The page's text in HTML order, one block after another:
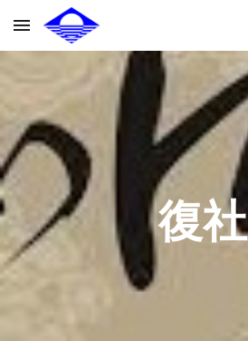
Skip to main content
復社